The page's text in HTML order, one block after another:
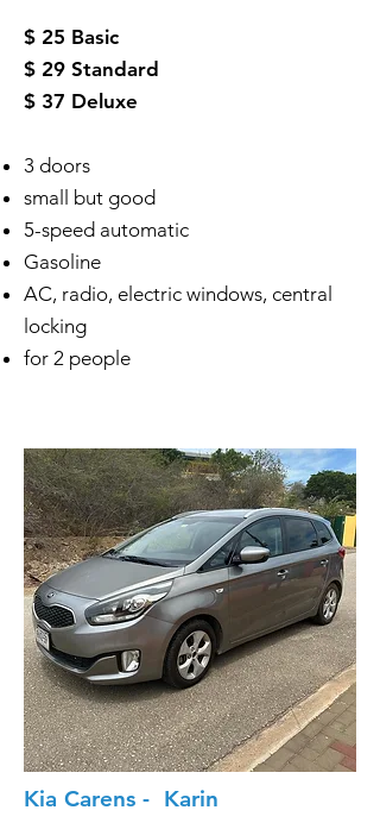
$ 25 Basic
$ 29 Standard
$ 37 Deluxe
3 doors
small but good
5-speed automatic
Gasoline
AC, radio, electric windows, central
locking
for 2 people
Kia Carens - Karin